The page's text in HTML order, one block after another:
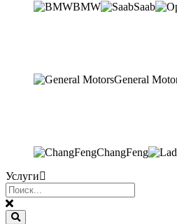
BMW Saab
General
ChangFeng
Услуги